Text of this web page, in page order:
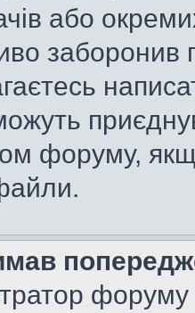
або
заборонив
форуму,